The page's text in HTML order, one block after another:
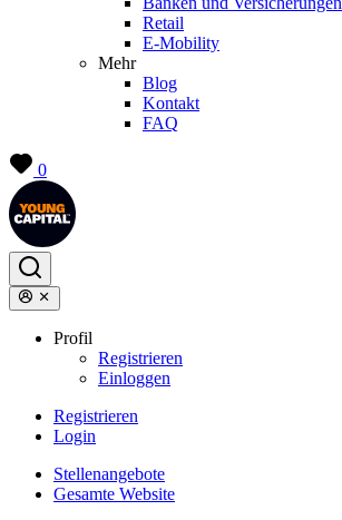
Retail
E-Mobility
Mehr
Blog
Kontakt
FAQ
0
Profil
Registrieren
Einloggen
Registrieren
Login
Stellenangebote
Gesamte Website